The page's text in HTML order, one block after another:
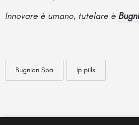
Innovare è umano, tutelare è
Bugnion Spa Ip pills